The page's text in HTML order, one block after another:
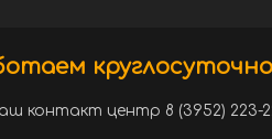
круглосуточно
контакт центр 8 (3952) 223-